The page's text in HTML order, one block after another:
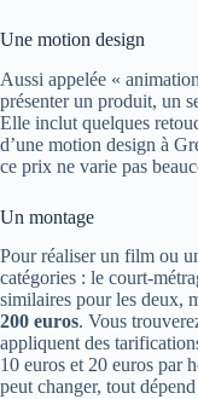
Une motion design
Aussi appelée «
présenter un produit, un
Elle inclut quelques
d’une motion design à
ce prix ne varie pas
Un montage
Pour réaliser un film ou
catégories : le court-
similaires pour les deux,
200 euros. Vous
appliquent des
10 euros et 20 euros par
peut changer, tout dépend